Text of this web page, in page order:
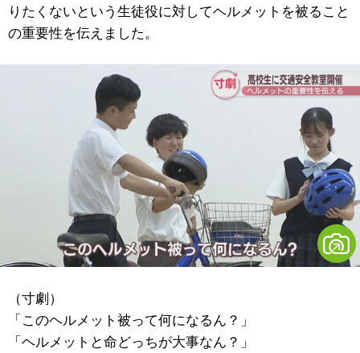
りたくないという生徒役に対してヘルメットを被ること
の重要性を伝えました。
（寸劇）
「このヘルメット被って何になるん？」
「ヘルメットと命どっちが大事なん？」